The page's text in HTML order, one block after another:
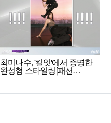
최미나수, '킬잇'에서 증명한
완성형 스타일링[패션…